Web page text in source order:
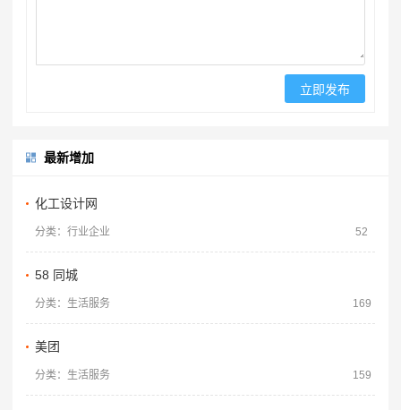
最新增加
化工设计网
分类：行业企业 52
58 同城
分类：生活服务 169
美团
分类：生活服务 159